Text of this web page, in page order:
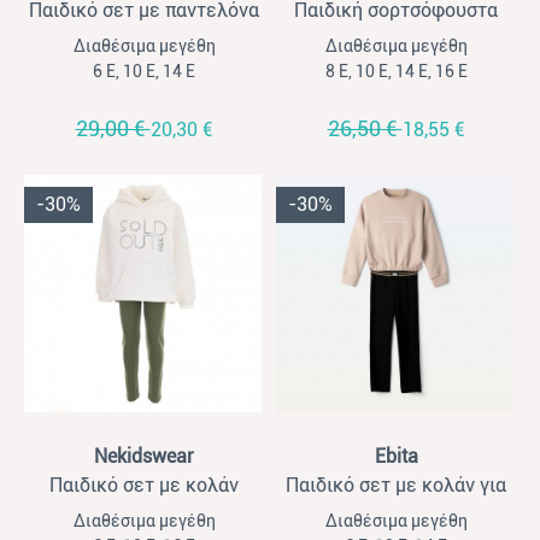
Παιδικό σετ με παντελόνα
για κορίτσια Εbita ζέβρα-
μαύρο
Διαθέσιμα μεγέθη
6 Ε, 10 Ε, 14 Ε
29,00 €20,30 €
Παιδική σορτσόφουστα
τζιν για κορίτσια Energiers
μπεζ
Διαθέσιμα μεγέθη
8 Ε, 10 Ε, 14 Ε, 16 Ε
26,50 €18,55 €
-30%
Nekidswear
Παιδικό σετ με κολάν
φούτερ για κορίτσια
Διαθέσιμα μεγέθη
-30%
Ebita
Παιδικό σετ με κολάν για
κορίτσια Ebita μόκα -
Διαθέσιμα μεγέθη